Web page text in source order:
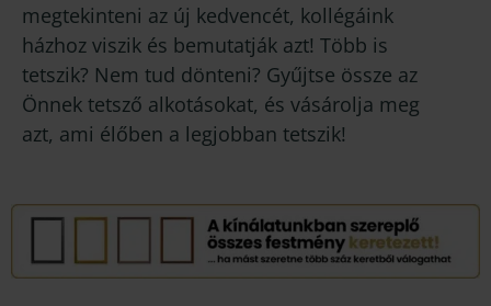
megtekinteni az új kedvencét, kollégáink
házhoz viszik és bemutatják azt! Több is
tetszik? Nem tud dönteni? Gyűjtse össze az
Önnek tetsző alkotásokat, és vásárolja meg
azt, ami élőben a legjobban tetszik!